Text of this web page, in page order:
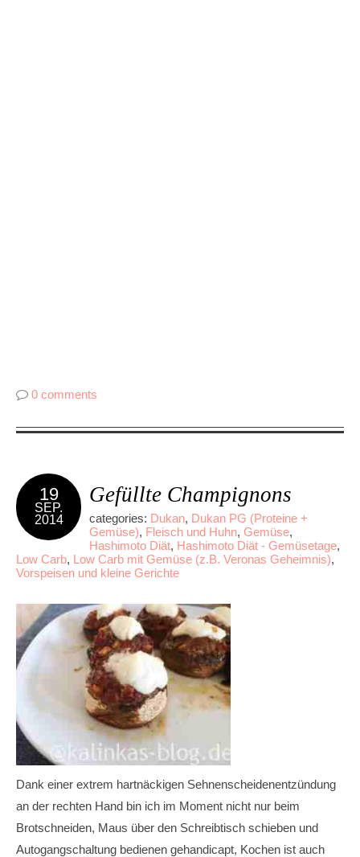
0 comments
19
SEP.
2014
Gefüllte Champignons
categories: Dukan, Dukan PG (Proteine +
Gemüse), Fleisch und Huhn, Gemüse,
Hashimoto Diät, Hashimoto Diät - Gemüsetage,
Low Carb, Low Carb mit Gemüse (z.B. Veronas Geheimnis),
Vorspeisen und kleine Gerichte
Dank einer extrem hartnäckigen Sehnenscheidenentzündung
an der rechten Hand bin ich im Moment nicht nur beim
Brotschneiden, Maus über den Schreibtisch schieben und
Autogangschaltung bedienen gehandicapt, Kochen ist auch